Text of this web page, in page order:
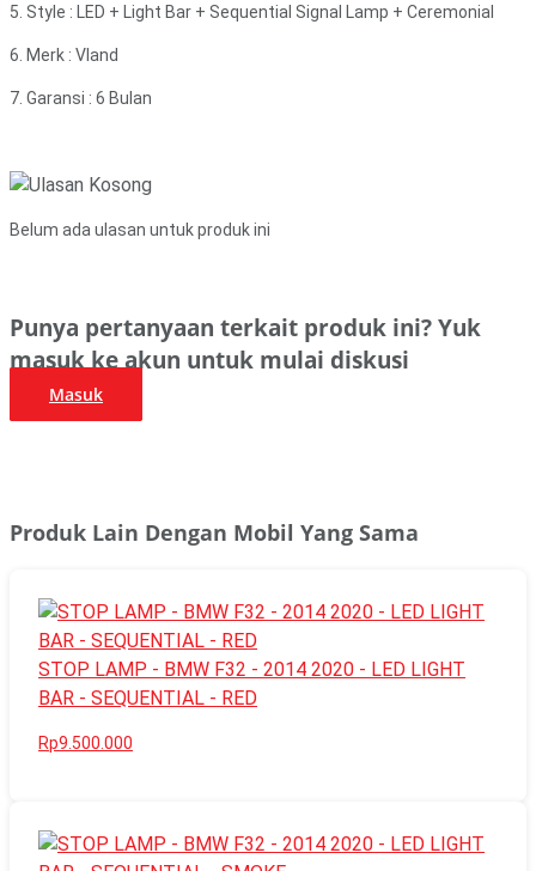
5. Style : LED + Light Bar + Sequential Signal Lamp + Ceremonial
6. Merk : Vland
7. Garansi : 6 Bulan
Belum ada ulasan untuk produk ini
Punya pertanyaan terkait produk ini? Yuk
masuk ke akun untuk mulai diskusi
Masuk
Produk Lain Dengan Mobil Yang Sama
STOP LAMP - BMW F32 - 2014 2020 - LED LIGHT
BAR - SEQUENTIAL - RED
Rp9.500.000